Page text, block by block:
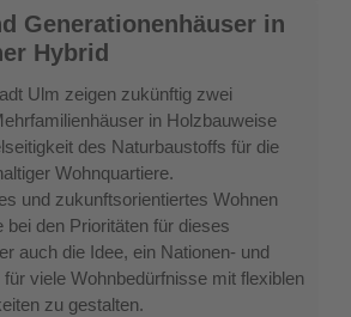
Generationenhäuser in
Hybrid
Ulm zeigen zukünftig zwei
in Holzbauweise
des Naturbaustoffs für die
Wohnquartiere.
und zukunftsorientiertes Wohnen
bei den Prioritäten für dieses
auch die Idee, ein Nationen- und
viele Wohnbedürfnisse mit flexiblen
zu gestalten.